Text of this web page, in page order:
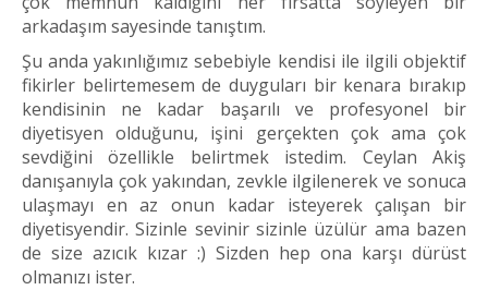
arkadaşım sayesinde tanıştım.
Şu anda yakınlığımız sebebiyle kendisi ile ilgili objektif
fikirler belirtemesem de duyguları bir kenara bırakıp
kendisinin ne kadar başarılı ve profesyonel bir
diyetisyen olduğunu, işini gerçekten çok ama çok
sevdiğini özellikle belirtmek istedim. Ceylan Akiş
danışanıyla çok yakından, zevkle ilgilenerek ve sonuca
ulaşmayı en az onun kadar isteyerek çalışan bir
diyetisyendir. Sizinle sevinir sizinle üzülür ama bazen
de size azıcık kızar :) Sizden hep ona karşı dürüst
olmanızı ister.